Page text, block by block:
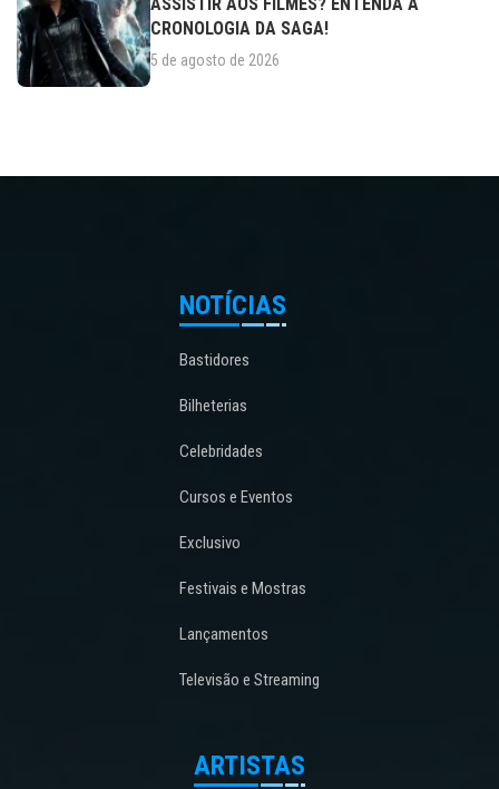
CRONOLOGIA DA SAGA!
5 de agosto de 2026
NOTÍCIAS
Bastidores
Bilheterias
Celebridades
Cursos e Eventos
Exclusivo
Festivais e Mostras
Lançamentos
Televisão e Streaming
ARTISTAS